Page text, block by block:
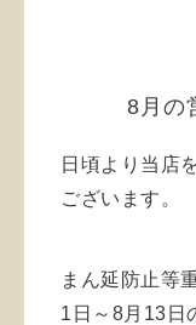
8月の
日頃より当店
ございます。
まん延防止等
1日～8月13日